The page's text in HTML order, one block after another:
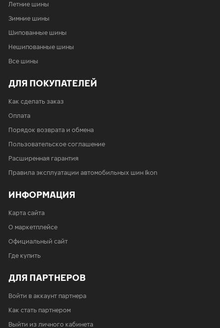
Летние шины
Зимние шины
Шипованные шины
Нешипованные шины
Все шины
ДЛЯ ПОКУПАТЕЛЕЙ
Как сделать заказ
Оплата
Порядок возврата и обмена
Пользовательское соглашение
Расширенная гарантия
Правила эксплуатации автомобильных шин Ikon
ИНФОРМАЦИЯ
Карта сайта
О маркетплейсе
Официальный сайт
Где купить
ДЛЯ ПАРТНЕРОВ
Войти в аккаунт партнера
Как стать партнером
Выйти из личного кабинета